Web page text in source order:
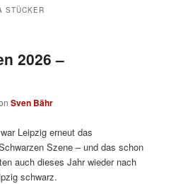
STÜCKER
2026 –
Sven Bähr
Leipzig erneut das
Szene – und das schon
auch dieses Jahr wieder nach
schwarz.